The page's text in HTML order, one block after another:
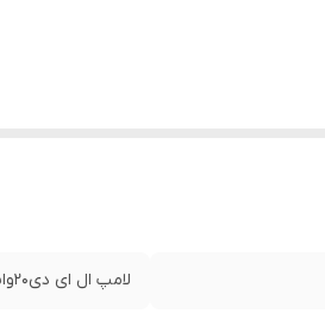
لامپ ال ای دی20وات